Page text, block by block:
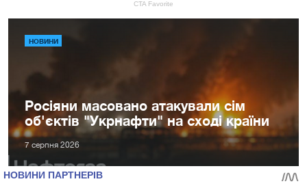
НОВИНИ
Росіяни масовано атакували сім
об'єктів "Укрнафти" на сході країни
7 серпня 2026